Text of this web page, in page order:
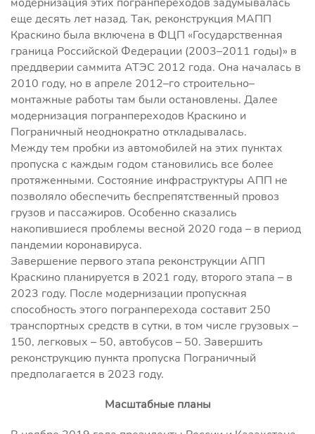
еще десять лет назад. Так, реконструкция МАПП
Краскино была включена в ФЦП «Государственная
граница Российской Федерации (2003–2011 годы)» в
преддверии саммита АТЭС 2012 года. Она началась в
2010 году, но в апреле 2012–го строительно–
монтажные работы там были остановлены. Далее
модернизация погранпереходов Краскино и
Пограничный неоднократно откладывалась.
Между тем пробки из автомобилей на этих пунктах
пропуска с каждым годом становились все более
протяженными. Состояние инфраструктуры АПП не
позволяло обеспечить беспрепятственный провоз
грузов и пассажиров. Особенно сказались
накопившиеся проблемы весной 2020 года – в период
пандемии коронавируса.
Завершение первого этапа реконструкции АПП
Краскино планируется в 2021 году, второго этапа – в
2023 году. После модернизации пропускная
способность этого погранперехода составит 250
транспортных средств в сутки, в том числе грузовых –
150, легковых – 50, автобусов – 50. Завершить
реконструкцию пункта пропуска Пограничный
предполагается в 2023 году.
Масштабные планы